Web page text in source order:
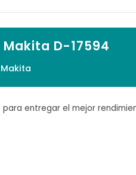
Makita D-17594
para entregar el mejor